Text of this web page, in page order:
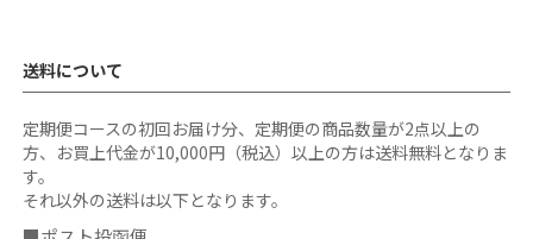
送料について
定期便コースの初回お届け分、定期便の商品数量が2点以上の
方、お買上代金が10,000円（税込）以上の方は送料無料となりま
す。
それ以外の送料は以下となります。